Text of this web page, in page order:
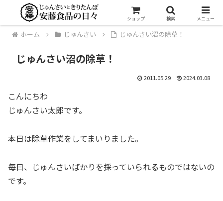
ホーム じゅんさい じゅんさい沼の除草！
じゅんさい沼の除草！
2011.05.29 2024.03.08
こんにちわ
じゅんさい太郎です。
本日は除草作業をしてまいりました。
毎日、じゅんさいばかりを採っていられるものではないの
です。
ショップ 検索 メニュー